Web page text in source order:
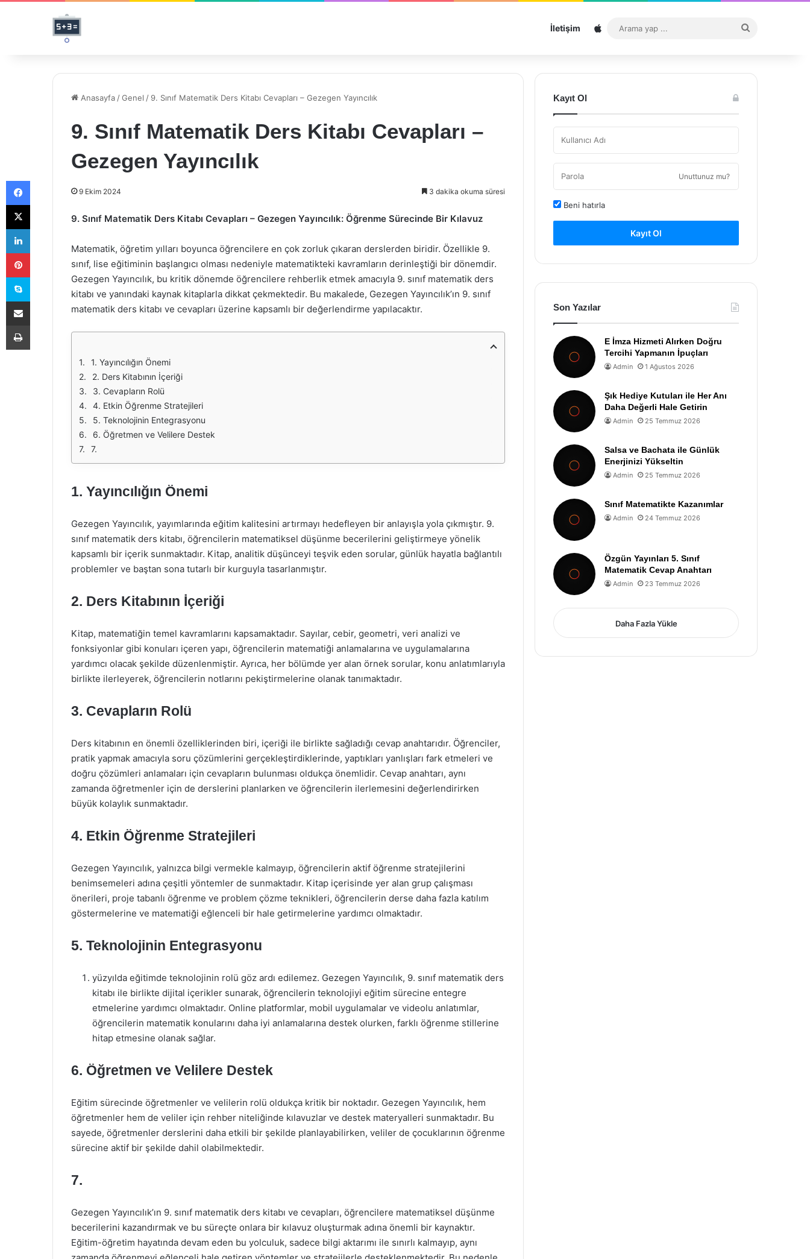
İletişim Sitemap
...
Anasayfa /Genel / 9. Sınıf Matematik Ders Kitabı Cevapları – Gezegen Yayıncılık
9. Sınıf Matematik Ders Kitabı Cevapları –
Gezegen Yayıncılık
9 Ekim 2024 3 dakika okuma süresi
9. Sınıf Matematik Ders Kitabı Cevapları – Gezegen Yayıncılık: Öğrenme Sürecinde Bir Kılavuz
Matematik, öğretim yılları boyunca öğrencilere en çok zorluk çıkaran derslerden biridir. Özellikle 9.
sınıf, lise eğitiminin başlangıcı olması nedeniyle matematikteki kavramların derinleştiği bir dönemdir.
Gezegen Yayıncılık, bu kritik dönemde öğrencilere rehberlik etmek amacıyla 9. sınıf matematik ders
kitabı ve yanındaki kaynak kitaplarla dikkat çekmektedir. Bu makalede, Gezegen Yayıncılık’ın 9. sınıf
matematik ders kitabı ve cevapları üzerine kapsamlı bir değerlendirme yapılacaktır.
1. Yayıncılığın Önemi
2. Ders Kitabının İçeriği
3. Cevapların Rolü
4. Etkin Öğrenme Stratejileri
5. Teknolojinin Entegrasyonu
6. Öğretmen ve Velilere Destek
7.
1. Yayıncılığın Önemi
Gezegen Yayıncılık, yayımlarında eğitim kalitesini artırmayı hedefleyen bir anlayışla yola çıkmıştır. 9.
sınıf matematik ders kitabı, öğrencilerin matematiksel düşünme becerilerini geliştirmeye yönelik
kapsamlı bir içerik sunmaktadır. Kitap, analitik düşünceyi teşvik eden sorular, günlük hayatla bağlantılı
problemler ve baştan sona tutarlı bir kurguyla tasarlanmıştır.
2. Ders Kitabının İçeriği
Kitap, matematiğin temel kavramlarını kapsamaktadır. Sayılar, cebir, geometri, veri analizi ve
fonksiyonlar gibi konuları içeren yapı, öğrencilerin matematiği anlamalarına ve uygulamalarına
yardımcı olacak şekilde düzenlenmiştir. Ayrıca, her bölümde yer alan örnek sorular, konu anlatımlarıyla
birlikte ilerleyerek, öğrencilerin notlarını pekiştirmelerine olanak tanımaktadır.
3. Cevapların Rolü
Ders kitabının en önemli özelliklerinden biri, içeriği ile birlikte sağladığı cevap anahtarıdır. Öğrenciler,
pratik yapmak amacıyla soru çözümlerini gerçekleştirdiklerinde, yaptıkları yanlışları fark etmeleri ve
doğru çözümleri anlamaları için cevapların bulunması oldukça önemlidir. Cevap anahtarı, aynı
zamanda öğretmenler için de derslerini planlarken ve öğrencilerin ilerlemesini değerlendirirken
büyük kolaylık sunmaktadır.
4. Etkin Öğrenme Stratejileri
Gezegen Yayıncılık, yalnızca bilgi vermekle kalmayıp, öğrencilerin aktif öğrenme stratejilerini
benimsemeleri adına çeşitli yöntemler de sunmaktadır. Kitap içerisinde yer alan grup çalışması
önerileri, proje tabanlı öğrenme ve problem çözme teknikleri, öğrencilerin derse daha fazla katılım
göstermelerine ve matematiği eğlenceli bir hale getirmelerine yardımcı olmaktadır.
5. Teknolojinin Entegrasyonu
yüzyılda eğitimde teknolojinin rolü göz ardı edilemez. Gezegen Yayıncılık, 9. sınıf matematik ders
kitabı ile birlikte dijital içerikler sunarak, öğrencilerin teknolojiyi eğitim sürecine entegre
etmelerine yardımcı olmaktadır. Online platformlar, mobil uygulamalar ve videolu anlatımlar,
öğrencilerin matematik konularını daha iyi anlamalarına destek olurken, farklı öğrenme stillerine
hitap etmesine olanak sağlar.
6. Öğretmen ve Velilere Destek
Eğitim sürecinde öğretmenler ve velilerin rolü oldukça kritik bir noktadır. Gezegen Yayıncılık, hem
öğretmenler hem de veliler için rehber niteliğinde kılavuzlar ve destek materyalleri sunmaktadır. Bu
sayede, öğretmenler derslerini daha etkili bir şekilde planlayabilirken, veliler de çocuklarının öğrenme
sürecine aktif bir şekilde dahil olabilmektedir.
7.
Gezegen Yayıncılık’ın 9. sınıf matematik ders kitabı ve cevapları, öğrencilere matematiksel düşünme
becerilerini kazandırmak ve bu süreçte onlara bir kılavuz oluşturmak adına önemli bir kaynaktır.
Eğitim-öğretim hayatında devam eden bu yolculuk, sadece bilgi aktarımı ile sınırlı kalmayıp, aynı
Kayıt Ol
Unuttunuz mu?
Beni hatırla
Kayıt Ol
Son Yazılar
E İmza Hizmeti Alırken Doğru
Tercihi Yapmanın İpuçları
Admin 1 Ağustos 2026
Şık Hediye Kutuları ile Her Anı
Daha Değerli Hale Getirin
Admin 25 Temmuz 2026
Salsa ve Bachata ile Günlük
Enerjinizi Yükseltin
Admin 25 Temmuz 2026
Sınıf Matematikte Kazanımlar
Admin 24 Temmuz 2026
Özgün Yayınları 5. Sınıf
Matematik Cevap Anahtarı
Admin 23 Temmuz 2026
Daha Fazla Yükle
Facebook
X
LinkedIn
Pinterest
Skype
E-Posta ile paylaş